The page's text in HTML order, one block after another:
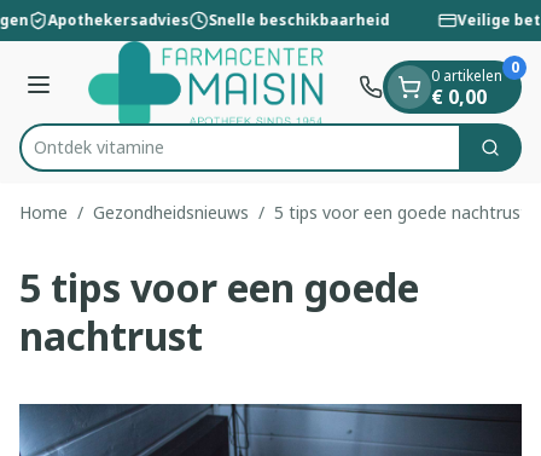
Ga naar de inhoud
1 van 1
Apothekersadvies Snelle beschikbaarheid Veilige
Menu
Product, merk, categorie...
Ontd Zoek
0 artikelen
€ 0,00
0
Home / Gezondheidsnieuws / 5 tips voor een goede nachtrust
5 tips voor een goede
nachtrust